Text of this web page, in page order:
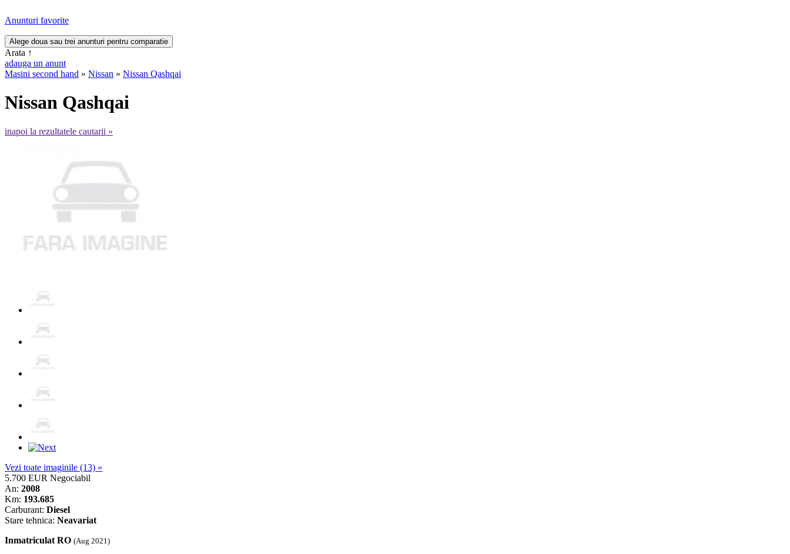
Anunturi favorite
Arata ↑
adauga un anunt
Masini second hand » Nissan » Nissan Qashqai
Nissan Qashqai
inapoi la rezultatele cautarii »
Vezi toate imaginile (13) »
5.700 EUR Negociabil
An: 2008
Km: 193.685
Carburant: Diesel
Stare tehnica: Neavariat
Inmatriculat RO (Aug 2021)